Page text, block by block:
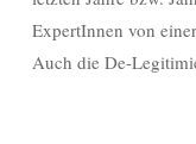
ExpertInnen von
Auch die De-